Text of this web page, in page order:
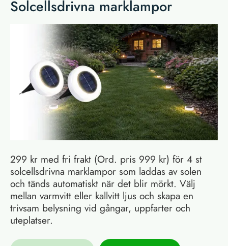
Solcellsdrivna marklampor
299 kr med fri frakt (Ord. pris 999 kr) för 4 st
solcellsdrivna marklampor som laddas av solen
och tänds automatiskt när det blir mörkt. Välj
mellan varmvitt eller kallvitt ljus och skapa en
trivsam belysning vid gångar, uppfarter och
uteplatser.